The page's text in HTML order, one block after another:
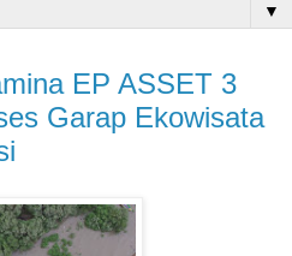
▼
EP ASSET 3
Garap Ekowisata